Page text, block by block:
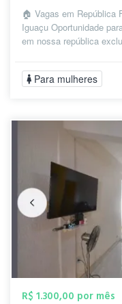
🏠 Vagas em República
Iguaçu Oportunidade
em nossa república
Para mulheres
R$ 1.300,00 por mês